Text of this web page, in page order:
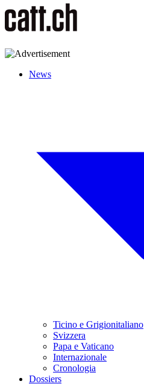
News
Ticino e Grigionitaliano
Svizzera
Papa e Vaticano
Internazionale
Cronologia
Dossiers